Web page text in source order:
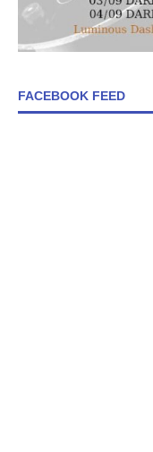
FACEBOOK FEED